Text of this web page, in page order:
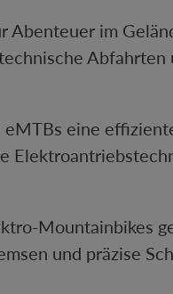
im
eine
Mountainbikes
und präzise